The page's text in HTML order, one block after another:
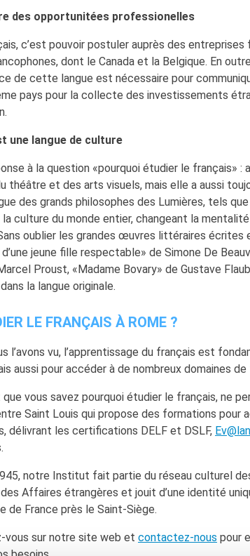
des opportunitées professionelles
c’est pouvoir postuler auprès des
dont le Canada et la Belgique. En
de cette langue est nécessaire pour
pays pour la collecte des investissements
une langue de culture
à la question «pourquoi étudier le français» :
théâtre et des arts visuels, mais elle a aussi
des grands philosophes des Lumières, tels
la culture du monde entier, changeant la
oublier les grandes œuvres littéraires écrites
jeune fille respectable» de Simone De
Proust, «Madame Bovary» de Gustave
la langue originale.
LE FRANÇAIS À ROME ?
l’avons vu, l’apprentissage du français est
aussi pour accéder à de nombreux domaines
que vous savez pourquoi étudier le français, ne
Saint Louis qui propose des formations
délivrant les certifications DELF et DSLF,
notre Institut fait partie du réseau culturel
des Affaires étrangères et jouit d’une identité
de France près le Saint-Siège.
vous sur notre site web et contactez-nous pour